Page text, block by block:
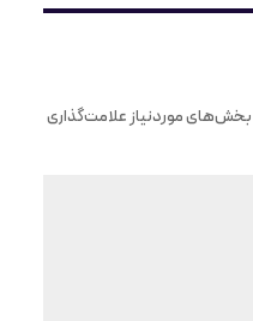
بخش‌های موردنیاز علامت‌گذاری